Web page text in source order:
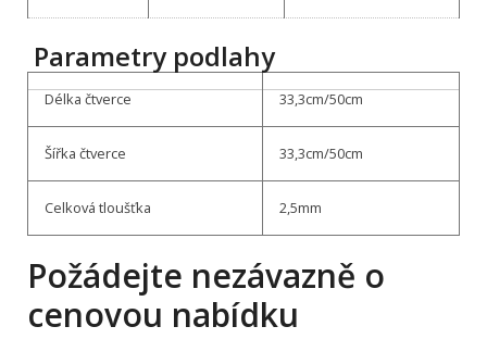
Parametry podlahy
Délka čtverce 33,3cm/50cm
Šířka čtverce 33,3cm/50cm
Celková tloušťka 2,5mm
Požádejte nezávazně o
cenovou nabídku